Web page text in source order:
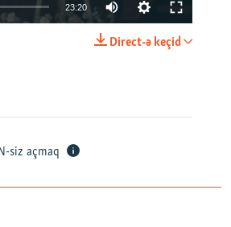
23:20
Direct-ə keçid
siz açmaq